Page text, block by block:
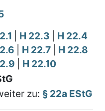
H 22.3
H 22.4
H 22.7
H 22.8
H 22.10
zu: § 22a EStG